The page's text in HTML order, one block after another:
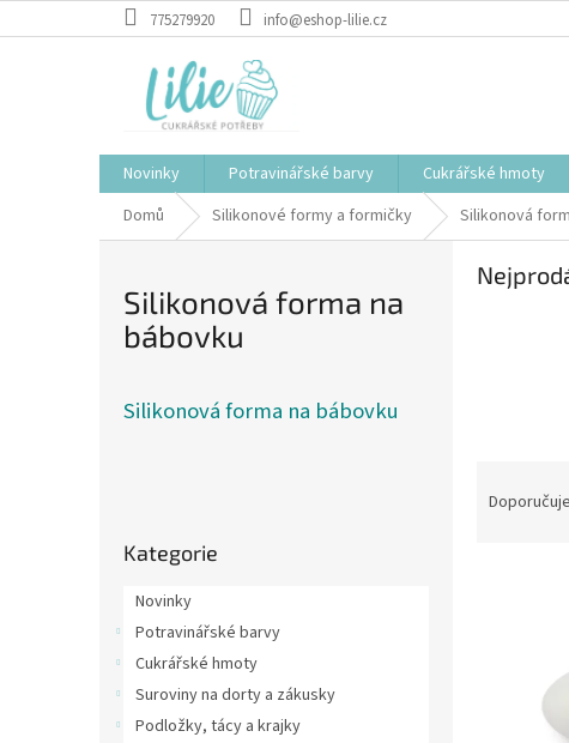
na
775279920 info@eshop-lilie.cz
Novinky Potravinářské barvy Cukrářské hmoty
Domů
Silikonové formy a formičky Silikonová
Silikonová forma na
bábovku
Silikonová forma na bábovku
kategorie
Kategorie
Novinky
Potravinářské barvy
Cukrářské hmoty
Suroviny na dorty a zákusky
Podložky, tácy a krajky